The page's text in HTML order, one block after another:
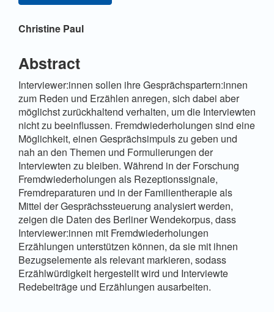
Hauptsächlicher Artikelinhalt
Christine Paul
Abstract
Interviewer:innen sollen ihre Gesprächspartern:innen
zum Reden und Erzählen anregen, sich dabei aber
möglichst zurückhaltend verhalten, um die Interviewten
nicht zu beeinflussen. Fremdwiederholungen sind eine
Möglichkeit, einen Gesprächsimpuls zu geben und
nah an den Themen und Formulierungen der
Interviewten zu bleiben. Während in der Forschung
Fremdwiederholungen als Rezeptionssignale,
Fremdreparaturen und in der Familientherapie als
Mittel der Gesprächssteuerung analysiert werden,
zeigen die Daten des Berliner Wendekorpus, dass
Interviewer:innen mit Fremdwiederholungen
Erzählungen unterstützen können, da sie mit ihnen
Bezugselemente als relevant markieren, sodass
Erzählwürdigkeit hergestellt wird und Interviewte
Redebeiträge und Erzählungen ausarbeiten.